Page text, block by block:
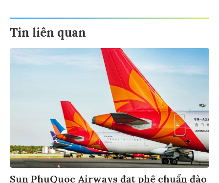
Tin liên quan
Sun PhuQuoc Airways đạt phê chuẩn đào